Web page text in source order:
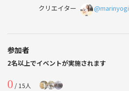
クリエイター
@marinyogi
参加者
2名以上でイベントが実施されます
0 / 15人